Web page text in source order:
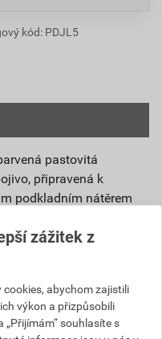
kód: PDJL5
pastovitá
připravená k
podkladním nátěrem
souvrství
hodinách,
na povrchu, která
nevzhledných řas.
dokáže
zážitek z
abychom zajistili
výkon a přizpůsobili
souhlasíte s